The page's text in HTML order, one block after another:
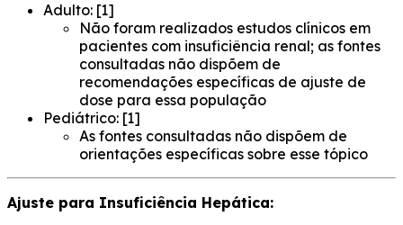
Adulto: [1]
Não foram realizados estudos clínicos em
pacientes com insuficiência renal; as fontes
consultadas não dispõem de
recomendações específicas de ajuste de
dose para essa população
Pediátrico: [1]
As fontes consultadas não dispõem de
orientações específicas sobre esse tópico
Ajuste para Insuficiência Hepática: